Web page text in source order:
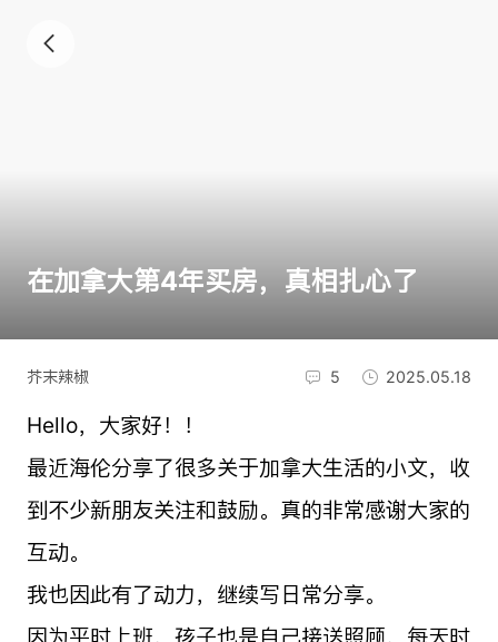
在加拿大第4年买房，真相扎心了
芥末辣椒 5 2025.05.18
Hello，大家好！！
最近海伦分享了很多关于加拿大生活的小文，收
到不少新朋友关注和鼓励。真的非常感谢大家的
互动。
我也因此有了动力，继续写日常分享。
因为平时上班，孩子也是自己接送照顾，每天时